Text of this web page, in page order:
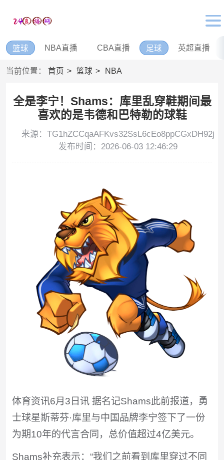
篮球 NBA直播 CBA直播 足球 英超直播
当前位置： 首页 篮球 NBA
全是李宁！Shams：库里乱穿鞋期间最
喜欢的是韦德和巴特勒的球鞋
来源：TG1hZCCqaAFKvs32SsL6cEo8ppCGxDH92j
发布时间：2026-06-03 12:46:29
体育资讯6月3日讯 据名记Shams此前报道，勇
士球星斯蒂芬·库里与中国品牌李宁签下了一份
为期10年的代言合同，总价值超过4亿美元。
Shams补充表示：“我们之前看到库里穿过不同